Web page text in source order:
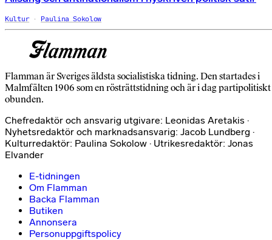
Kultur Paulina Sokolow
Flamman är Sveriges äldsta socialistiska tidning. Den startades i
Malmfälten 1906 som en rösträttstidning och är i dag partipolitiskt
obunden.
Chefredaktör och ansvarig utgivare: Leonidas Aretakis ·
Nyhetsredaktör och marknadsansvarig: Jacob Lundberg ·
Kulturredaktör: Paulina Sokolow · Utrikesredaktör: Jonas
Elvander
E-tidningen
Om Flamman
Backa Flamman
Butiken
Annonsera
Personuppgiftspolicy